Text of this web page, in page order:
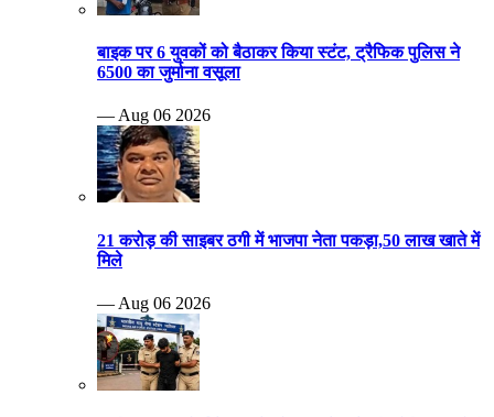
बाइक पर 6 युवकों को बैठाकर किया स्टंट, ट्रैफिक पुलिस ने
6500 का जुर्माना वसूला
— Aug 06 2026
21 करोड़ की साइबर ठगी में भाजपा नेता पकड़ा,50 लाख खाते में
मिले
— Aug 06 2026